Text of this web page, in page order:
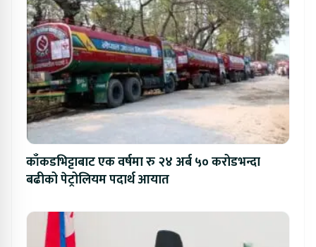
काँकडभिट्टाबाट एक वर्षमा रु २४ अर्ब ५० करोडभन्दा
बढीको पेट्रोलियम पदार्थ आयात